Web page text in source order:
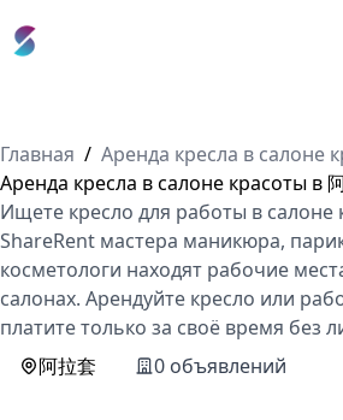
Главная / Аренда кресла в салоне
Аренда кресла в салоне красоты в
Ищете кресло для работы в салоне
ShareRent мастера маникюра,
косметологи находят рабочие
салонах. Арендуйте кресло или
платите только за своё время без
阿拉套
0 объявлений